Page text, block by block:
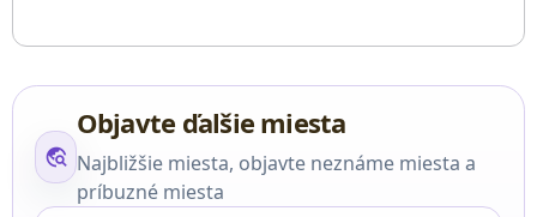
travel_explore
Objavte ďalšie miesta
Najbližšie miesta, objavte neznáme miesta a
príbuzné miesta